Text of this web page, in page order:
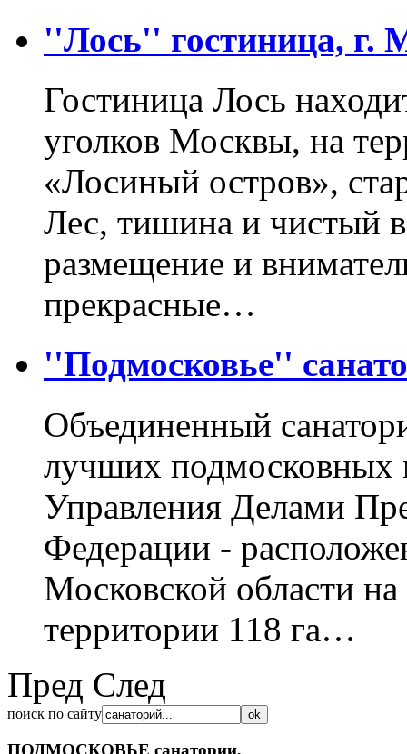
''Лось'' гостиница, г.
Гостиница Лось
уголков Москвы, на
«Лосиный остров»,
Лес, тишина и чистый
размещение и
прекрасные…
''Подмосковье''
Объединенный
лучших подмосковных
Управления Делами
Федерации -
Московской области
территории 118 га…
Пред След
поиск по сайту